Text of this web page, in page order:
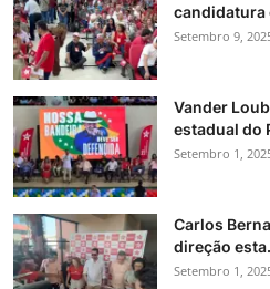
candidatura
Setembro 9,
Vander
estadual do
Setembro 1,
Carlos
direção
Setembro 1,